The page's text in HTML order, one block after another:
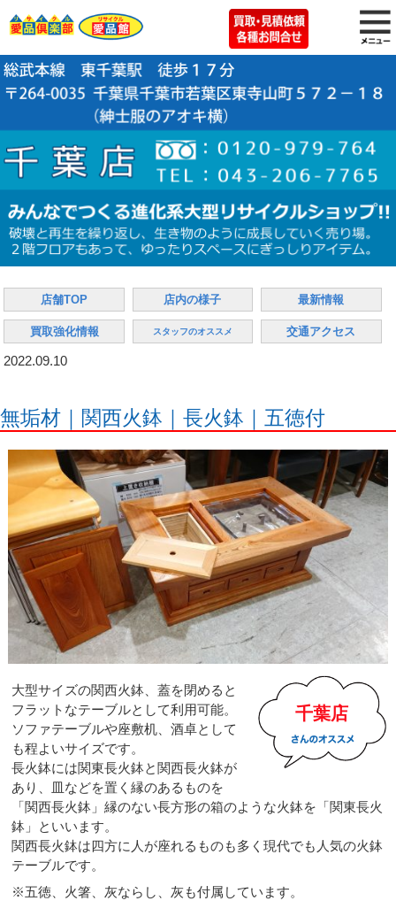
店舗TOP 店内の様子 最新情報
買取強化情報 スタッフのオススメ 交通アクセス
2022.09.10
無垢材｜関西火鉢｜長火鉢｜五徳付
千葉店
大型サイズの関西火鉢、蓋を閉めると
フラットなテーブルとして利用可能。
ソファテーブルや座敷机、酒卓として
も程よいサイズです。
長火鉢には関東長火鉢と関西長火鉢が
あり、皿などを置く縁のあるものを
「関西長火鉢」縁のない長方形の箱のような火鉢を「関東長火
鉢」といいます。
関西長火鉢は四方に人が座れるものも多く現代でも人気の火鉢
テーブルです。
※五徳、火箸、灰ならし、灰も付属しています。